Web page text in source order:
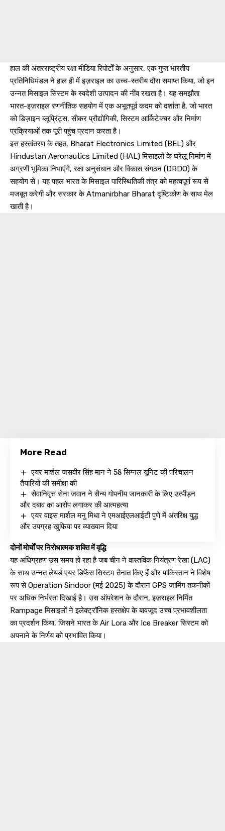
हाल की अंतरराष्ट्रीय रक्षा मीडिया रिपोर्टों के अनुसार, एक गुप्त भारतीय
प्रतिनिधिमंडल ने हाल ही में इज़राइल का उच्च-स्तरीय दौरा समाप्त किया, जो इन
उन्नत मिसाइल सिस्टम के स्वदेशी उत्पादन की नींव रखता है। यह समझौता
भारत-इज़राइल रणनीतिक सहयोग में एक अभूतपूर्व कदम को दर्शाता है, जो भारत
को डिज़ाइन ब्लूप्रिंट्स, सीकर प्रौद्योगिकी, सिस्टम आर्किटेक्चर और निर्माण
प्रक्रियाओं तक पूरी पहुंच प्रदान करता है।
इस हस्तांतरण के तहत, Bharat Electronics Limited (BEL) और
Hindustan Aeronautics Limited (HAL) मिसाइलों के घरेलू निर्माण में
अग्रणी भूमिका निभाएंगे, रक्षा अनुसंधान और विकास संगठन (DRDO) के
सहयोग से। यह पहल भारत के मिसाइल पारिस्थितिकी तंत्र को महत्वपूर्ण रूप से
मजबूत करेगी और सरकार के Atmanirbhar Bharat दृष्टिकोण के साथ मेल
खाती है।
More Read
एयर मार्शल जसवीर सिंह मान ने 58 सिग्नल यूनिट की परिचालन
तैयारियों की समीक्षा की
सेवानिवृत्त सेना जवान ने सैन्य गोपनीय जानकारी के लिए उत्पीड़न
और दबाव का आरोप लगाकर की आत्महत्या
एयर वाइस मार्शल मनु मिधा ने एमआईएलआईटी पुणे में अंतरिक्ष युद्ध
और उपग्रह खुफिया पर व्याख्यान दिया
दोनों मोर्चों पर निरोधात्मक शक्ति में वृद्धि
यह अधिग्रहण उस समय हो रहा है जब चीन ने वास्तविक नियंत्रण रेखा (LAC)
के साथ उन्नत लेयर्ड एयर डिफेंस सिस्टम तैनात किए हैं और पाकिस्तान ने विशेष
रूप से Operation Sindoor (मई 2025) के दौरान GPS जामिंग तकनीकों
पर अधिक निर्भरता दिखाई है। उस ऑपरेशन के दौरान, इज़राइल निर्मित
Rampage मिसाइलों ने इलेक्ट्रॉनिक हस्तक्षेप के बावजूद उच्च प्रभावशीलता
का प्रदर्शन किया, जिसने भारत के Air Lora और Ice Breaker सिस्टम को
अपनाने के निर्णय को प्रभावित किया।